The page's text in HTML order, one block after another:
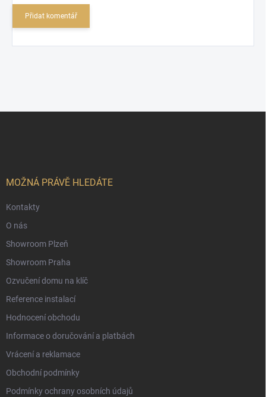
Přidat komentář
MOŽNÁ PRÁVĚ HLEDÁTE
Kontakty
O nás
Showroom Plzeň
Showroom Praha
Ozvučení domu na klíč
Reference instalací
Hodnocení obchodu
Informace o doručování a platbách
Vrácení a reklamace
Obchodní podmínky
Podmínky ochrany osobních údajů